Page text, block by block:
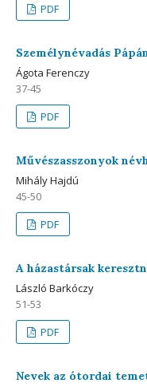
PDF
Személynévadás
Ágota Ferenczy
37-45
PDF
Művészasszonyok
Mihály Hajdú
45-50
PDF
A házastársak
László Barkóczy
51-53
PDF
Nevek az ótordai